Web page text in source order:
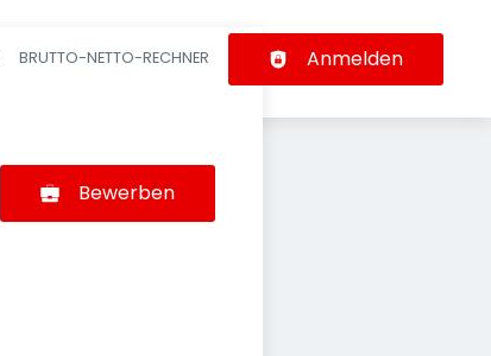
BRUTTO-NETTO-RECHNER Anmelden
Bewerben